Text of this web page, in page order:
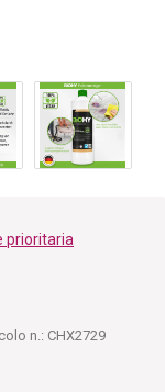
prioritaria
n.: CHX2729